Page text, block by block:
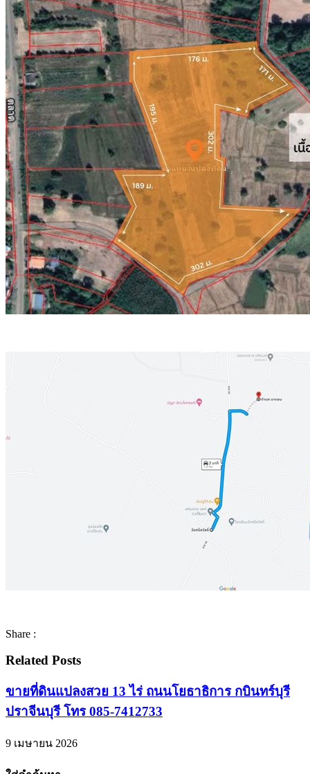
Share :
Related Posts
ขายที่ดินแปลงสวย 13 ไร่ ถนนโยธาธิการ กบินทร์บุรี
ปราจีนบุรี โทร 085-7412733
9 เมษายน 2026